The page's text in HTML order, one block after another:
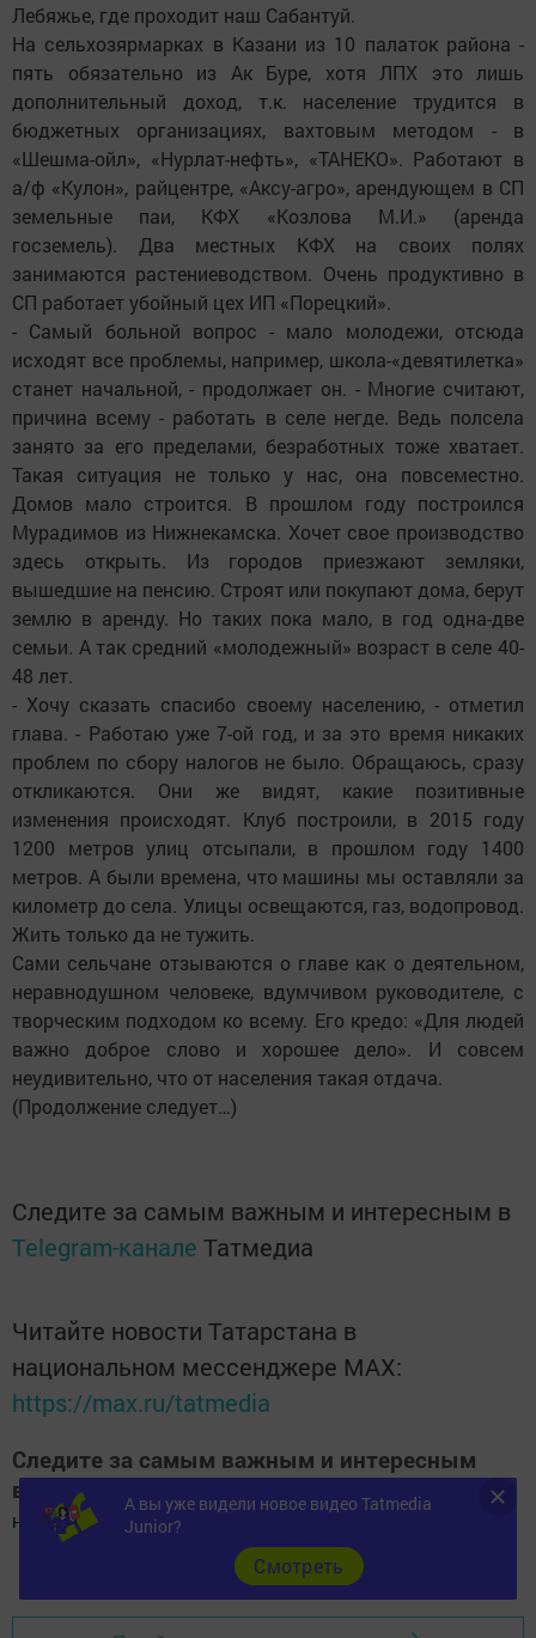
Лебяжье, где проходит наш Сабантуй.
На сельхозярмарках в Казани из 10 палаток района -
пять обязательно из Ак Буре, хотя ЛПХ это лишь
дополнительный доход, т.к. население трудится в
бюджетных организациях, вахтовым методом - в
«Шешма-ойл», «Нурлат-нефть», «ТАНЕКО». Работают в
а/ф «Кулон», райцентре, «Аксу-агро», арендующем в СП
земельные паи, КФХ «Козлова М.И.» (аренда
госземель). Два местных КФХ на своих полях
занимаются растениеводством. Очень продуктивно в
СП работает убойный цех ИП «Порецкий».
- Самый больной вопрос - мало молодежи, отсюда
исходят все проблемы, например, школа-«девятилетка»
станет начальной, - продолжает он. - Многие считают,
причина всему - работать в селе негде. Ведь полсела
занято за его пределами, безработных тоже хватает.
Такая ситуация не только у нас, она повсеместно.
Домов мало строится. В прошлом году построился
Мурадимов из Нижнекамска. Хочет свое производство
здесь открыть. Из городов приезжают земляки,
вышедшие на пенсию. Строят или покупают дома, берут
землю в аренду. Но таких пока мало, в год одна-две
семьи. А так средний «молодежный» возраст в селе 40-
48 лет.
- Хочу сказать спасибо своему населению, - отметил
глава. - Работаю уже 7-ой год, и за это время никаких
проблем по сбору налогов не было. Обращаюсь, сразу
откликаются. Они же видят, какие позитивные
изменения происходят. Клуб построили, в 2015 году
1200 метров улиц отсыпали, в прошлом году 1400
метров. А были времена, что машины мы оставляли за
километр до села. Улицы освещаются, газ, водопровод.
Жить только да не тужить.
Сами сельчане отзываются о главе как о деятельном,
неравнодушном человеке, вдумчивом руководителе, с
творческим подходом ко всему. Его кредо: «Для людей
важно доброе слово и хорошее дело». И совсем
неудивительно, что от населения такая отдача.
(Продолжение следует…)
Следите за самым важным и интересным в
Telegram-канале Татмедиа
Читайте новости Татарстана в
национальном мессенджере MАХ:
https://max.ru/tatmedia
Следите за самым важным и интересным
в
Яндекс Дзен
Шешминская
новь"
Добавить Шешминскую новь в Яндекс.Новости
А вы уже видели новое видео Tatmedia
Junior?
Cмотреть